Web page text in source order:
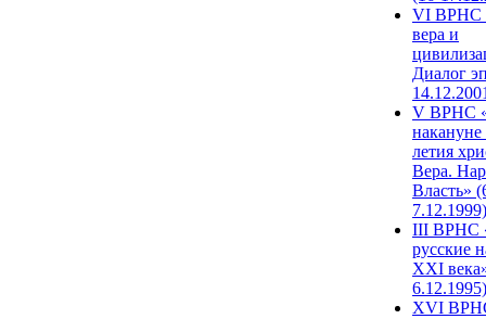
VI ВРНС
вера и
Диалог
V ВРНС
накануне
летия
Вера.
Власть»
7.12.1999)
III ВРНС
русские
XXI
6.12.1995)
XVI